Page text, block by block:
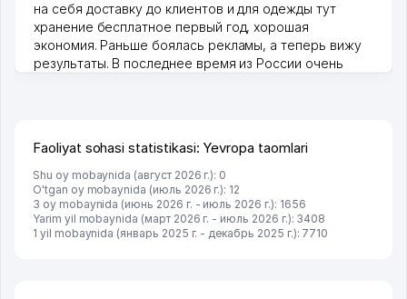
на себя доставку до клиентов и для одежды тут
хранение бесплатное первый год, хорошая
экономия. Раньше боялась рекламы, а теперь вижу
результаты. В последнее время из России очень
Faoliyat sohasi statistikasi: Yevropa taomlari
Shu oy mobaynida (август 2026 г.): 0
O'tgan oy mobaynida (июль 2026 г.): 12
3 oy mobaynida (июнь 2026 г. - июль 2026 г.): 1656
Yarim yil mobaynida (март 2026 г. - июль 2026 г.): 3408
1 yil mobaynida (январь 2025 г. - декабрь 2025 г.): 7710